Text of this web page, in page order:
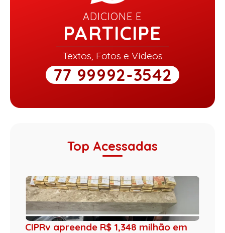
ADICIONE E
PARTICIPE
Textos, Fotos e Vídeos
77 99992-3542
Top Acessadas
CIPRv apreende R$ 1,348 milhão em